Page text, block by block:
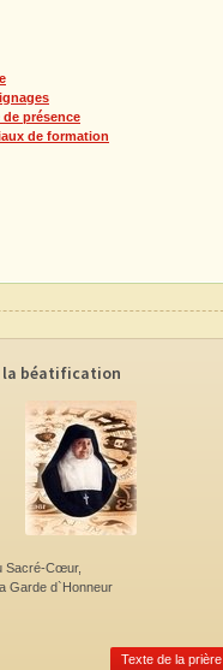
de présence
de formation
la béatification
Sacré-Cœur,
Garde d`Honneur
Texte de la prière